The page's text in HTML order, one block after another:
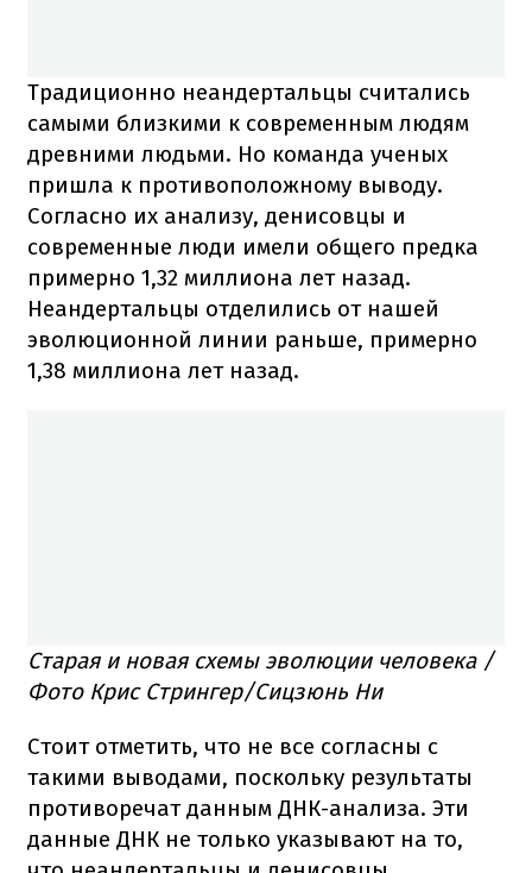
Традиционно неандертальцы считались
самыми близкими к современным людям
древними людьми. Но команда ученых
пришла к противоположному выводу.
Согласно их анализу, денисовцы и
современные люди имели общего предка
примерно 1,32 миллиона лет назад.
Неандертальцы отделились от нашей
эволюционной линии раньше, примерно
1,38 миллиона лет назад.
Старая и новая схемы эволюции человека /
Фото Крис Стрингер/Сицзюнь Ни
Стоит отметить, что не все согласны с
такими выводами, поскольку результаты
противоречат данным ДНК-анализа. Эти
данные ДНК не только указывают на то,